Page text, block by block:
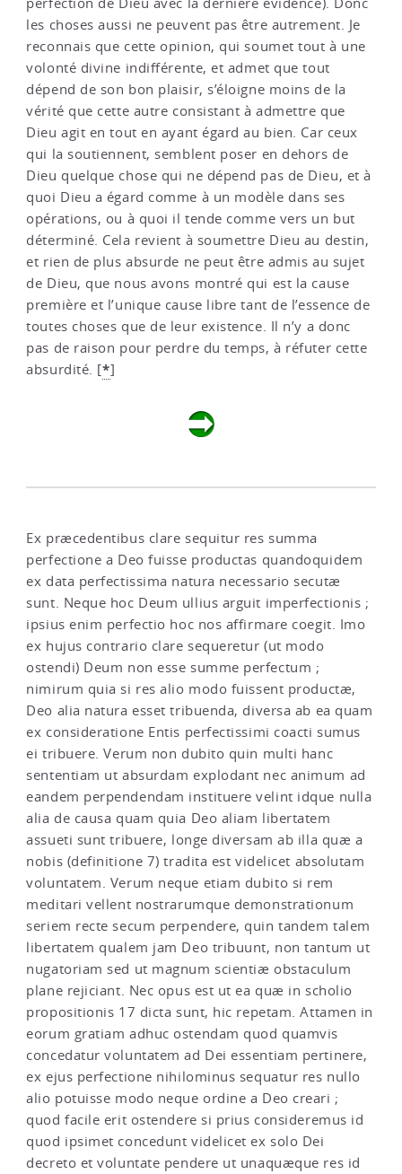
les choses aussi ne peuvent pas être autrement. Je
reconnais que cette opinion, qui soumet tout à une
volonté divine indifférente, et admet que tout
dépend de son bon plaisir, s’éloigne moins de la
vérité que cette autre consistant à admettre que
Dieu agit en tout en ayant égard au bien. Car ceux
qui la soutiennent, semblent poser en dehors de
Dieu quelque chose qui ne dépend pas de Dieu, et à
quoi Dieu a égard comme à un modèle dans ses
opérations, ou à quoi il tende comme vers un but
déterminé. Cela revient à soumettre Dieu au destin,
et rien de plus absurde ne peut être admis au sujet
de Dieu, que nous avons montré qui est la cause
première et l’unique cause libre tant de l’essence de
toutes choses que de leur existence. Il n’y a donc
pas de raison pour perdre du temps, à réfuter cette
absurdité. [*]
Ex præcedentibus clare sequitur res summa
perfectione a Deo fuisse productas quandoquidem
ex data perfectissima natura necessario secutæ
sunt. Neque hoc Deum ullius arguit imperfectionis ;
ipsius enim perfectio hoc nos affirmare coegit. Imo
ex hujus contrario clare sequeretur (ut modo
ostendi) Deum non esse summe perfectum ;
nimirum quia si res alio modo fuissent productæ,
Deo alia natura esset tribuenda, diversa ab ea quam
ex consideratione Entis perfectissimi coacti sumus
ei tribuere. Verum non dubito quin multi hanc
sententiam ut absurdam explodant nec animum ad
eandem perpendendam instituere velint idque nulla
alia de causa quam quia Deo aliam libertatem
assueti sunt tribuere, longe diversam ab illa quæ a
nobis (definitione 7) tradita est videlicet absolutam
voluntatem. Verum neque etiam dubito si rem
meditari vellent nostrarumque demonstrationum
seriem recte secum perpendere, quin tandem talem
libertatem qualem jam Deo tribuunt, non tantum ut
nugatoriam sed ut magnum scientiæ obstaculum
plane rejiciant. Nec opus est ut ea quæ in scholio
propositionis 17 dicta sunt, hic repetam. Attamen in
eorum gratiam adhuc ostendam quod quamvis
concedatur voluntatem ad Dei essentiam pertinere,
ex ejus perfectione nihilominus sequatur res nullo
alio potuisse modo neque ordine a Deo creari ;
quod facile erit ostendere si prius consideremus id
quod ipsimet concedunt videlicet ex solo Dei
decreto et voluntate pendere ut unaquæque res id